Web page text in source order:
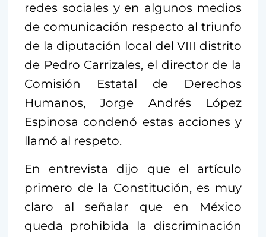
redes sociales y en algunos medios
de comunicación respecto al triunfo
de la diputación local del VIII distrito
de Pedro Carrizales, el director de la
Comisión Estatal de Derechos
Humanos, Jorge Andrés López
Espinosa condenó estas acciones y
llamó al respeto.
En entrevista dijo que el artículo
primero de la Constitución, es muy
claro al señalar que en México
queda prohibida la discriminación